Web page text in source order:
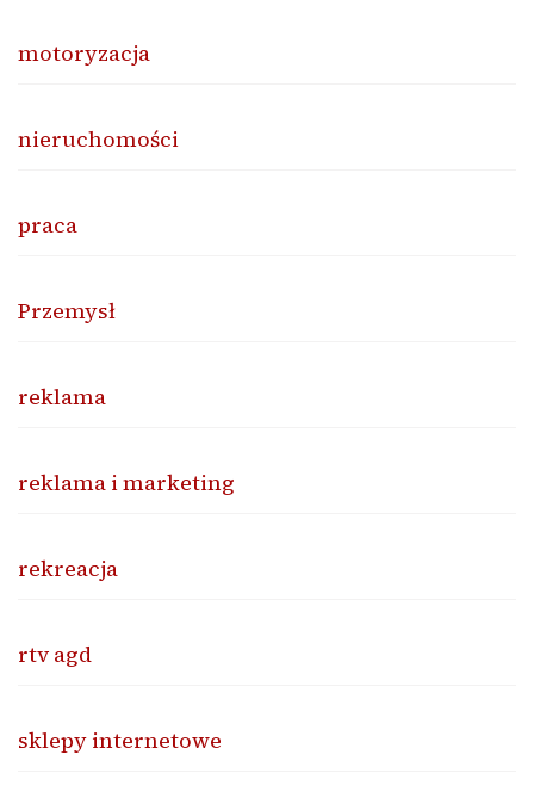
motoryzacja
nieruchomości
praca
Przemysł
reklama
reklama i marketing
rekreacja
rtv agd
sklepy internetowe